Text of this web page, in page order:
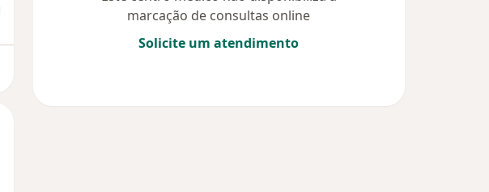
marcação de consultas online
Solicite um atendimento